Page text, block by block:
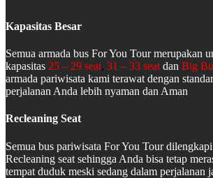
Kapasitas Besar
Semua armada bus For You Tour merupakan
kapasitas 25 – 29 seat, 31 – 33 seat dan Big
armada pariwisata kami terawat dengan
perjalanan Anda lebih nyaman dan Aman
Recleaning Seat
Semua bus pariwisata For You Tour
Recleaning seat sehingga Anda bisa tetap
tempat duduk meski sedang dalam perjalanan